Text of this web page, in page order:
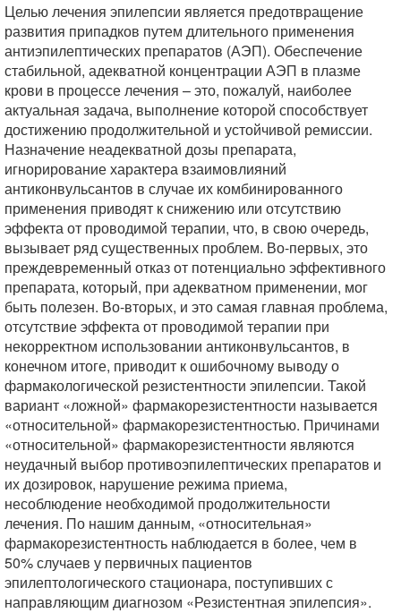
Целью лечения эпилепсии является предотвращение
развития припадков путем длительного применения
антиэпилептических препаратов (АЭП). Обеспечение
стабильной, адекватной концентрации АЭП в плазме
крови в процессе лечения – это, пожалуй, наиболее
актуальная задача, выполнение которой способствует
достижению продолжительной и устойчивой ремиссии.
Назначение неадекватной дозы препарата,
игнорирование характера взаимовлияний
антиконвульсантов в случае их комбинированного
применения приводят к снижению или отсутствию
эффекта от проводимой терапии, что, в свою очередь,
вызывает ряд существенных проблем. Во-первых, это
преждевременный отказ от потенциально эффективного
препарата, который, при адекватном применении, мог
быть полезен. Во-вторых, и это самая главная проблема,
отсутствие эффекта от проводимой терапии при
некорректном использовании антиконвульсантов, в
конечном итоге, приводит к ошибочному выводу о
фармакологической резистентности эпилепсии. Такой
вариант «ложной» фармакорезистентности называется
«относительной» фармакорезистентностью. Причинами
«относительной» фармакорезистентности являются
неудачный выбор противоэпилептических препаратов и
их дозировок, нарушение режима приема,
несоблюдение необходимой продолжительности
лечения. По нашим данным, «относительная»
фармакорезистентность наблюдается в более, чем в
50% случаев у первичных пациентов
эпилептологического стационара, поступивших с
направляющим диагнозом «Резистентная эпилепсия».